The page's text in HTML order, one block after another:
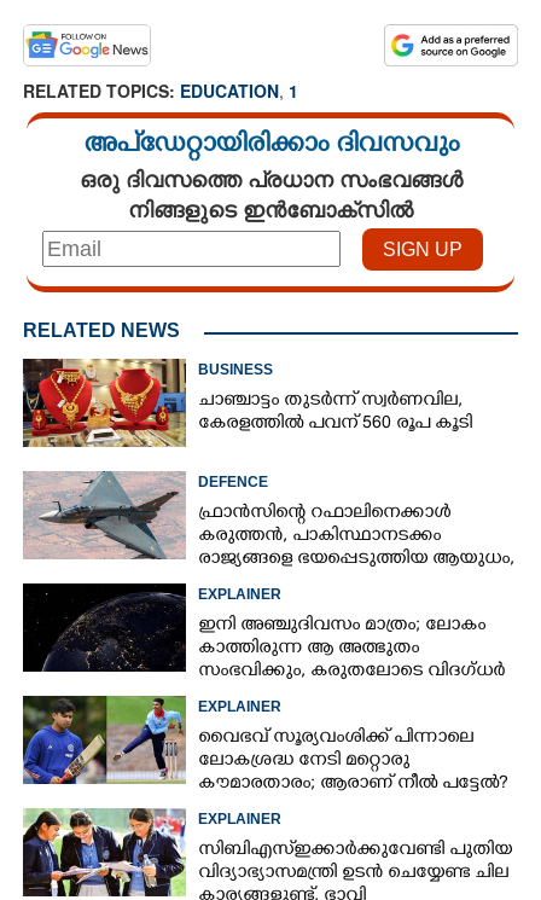
RELATED TOPICS: EDUCATION, 1
അപ്ഡേറ്റായിരിക്കാം ദിവസവും
ഒരു ദിവസത്തെ പ്രധാന സംഭവങ്ങൾ
നിങ്ങളുടെ ഇൻബോക്സിൽ
RELATED NEWS
BUSINESS
ചാഞ്ചാട്ടം തുടർന്ന് സ്വർണവില,
കേരളത്തിൽ പവന് 560 രൂപ കൂടി
DEFENCE
ഫ്രാൻസിന്റെ റഫാലിനെക്കാൾ
കരുത്തൻ,​ പാകിസ്ഥാനടക്കം
രാജ്യങ്ങളെ ഭയപ്പെടുത്തിയ ആയുധം,​
ഇന്ത്യ നിർമ്മിച്ച എണ്ണം 100ലേക്ക്
EXPLAINER
ഇനി അഞ്ചുദിവസം മാത്രം; ലോകം
കാത്തിരുന്ന ആ അത്ഭുതം
സംഭവിക്കും, കരുതലോടെ വിദഗ്ധർ
EXPLAINER
വൈഭവ് സൂര്യവംശിക്ക് പിന്നാലെ
ലോകശ്രദ്ധ നേടി മറ്റൊരു
കൗമാരതാരം; ആരാണ് നീൽ പട്ടേൽ?
EXPLAINER
സിബിഎസ്ഇക്കാർക്കുവേണ്ടി പുതിയ
വിദ്യാഭ്യാസമന്ത്രി ഉടൻ ചെയ്യേണ്ട ചില